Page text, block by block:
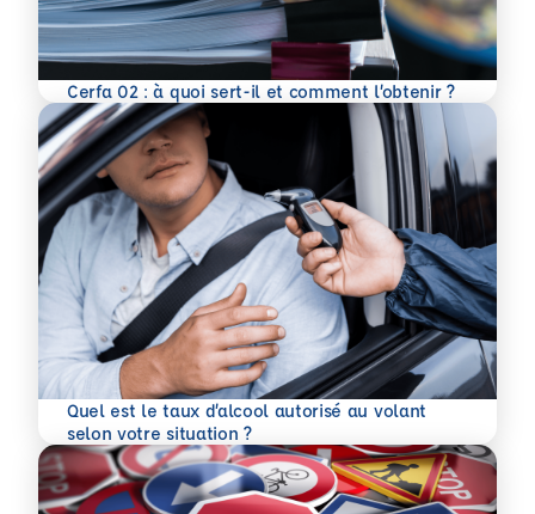
Cerfa 02 : à quoi sert-il et comment l’obtenir ?
En savoir plus
Quel est le taux d’alcool autorisé au volant
selon votre situation ?
En savoir plus